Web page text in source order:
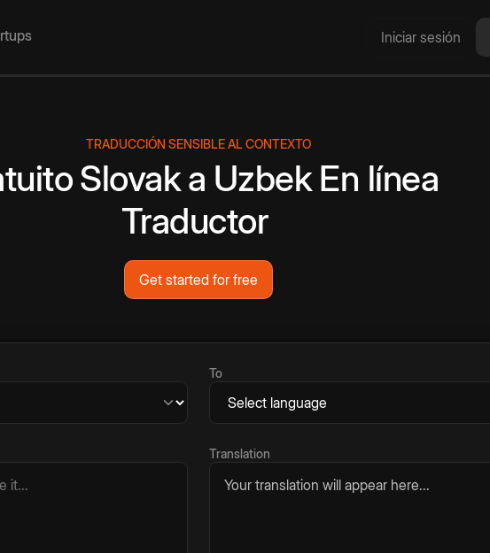
Iniciar sesión
TRADUCCIÓN SENSIBLE AL CONTEXTO
Slovaka UzbekEn línea
Traductor
Get started for free
To
Translation
Your translation will appear here...